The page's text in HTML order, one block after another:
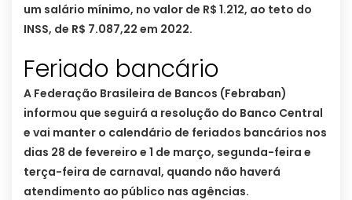
um salário mínimo, no valor de R$ 1.212, ao teto do
INSS, de R$ 7.087,22 em 2022.
Feriado bancário
A Federação Brasileira de Bancos (Febraban)
informou que seguirá a resolução do Banco Central
e vai manter o calendário de feriados bancários nos
dias 28 de fevereiro e 1 de março, segunda-feira e
terça-feira de carnaval, quando não haverá
atendimento ao público nas agências.